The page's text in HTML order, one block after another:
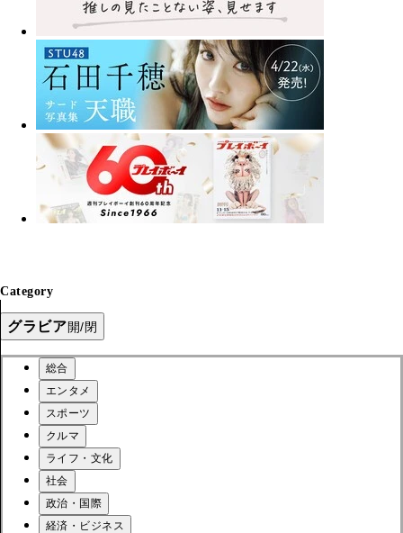
Category
グラビア開/閉
総合
エンタメ
スポーツ
クルマ
ライフ・文化
社会
政治・国際
経済・ビジネス